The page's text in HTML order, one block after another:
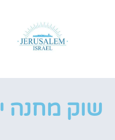
שוק מחנה